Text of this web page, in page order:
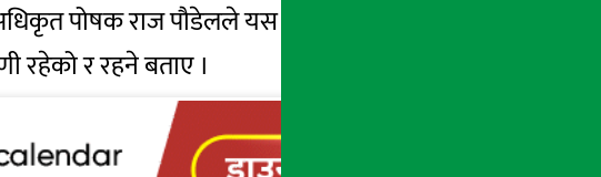
पोषक राज पौडेलले यस पेशालाई सम्मानित बनाउन र
रहेको र रहने बताए ।